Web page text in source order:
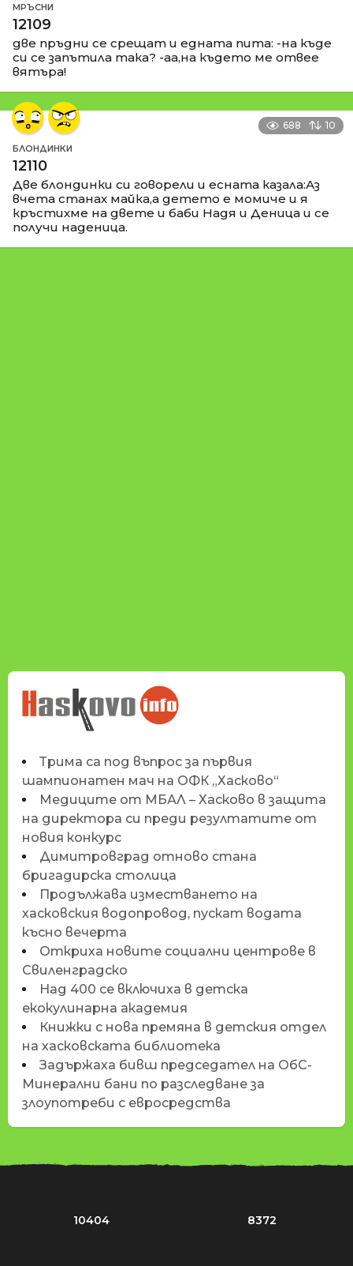
МРЪСНИ
12109
две пръдни се срещат и едната пита: -на къде
си се запътила така? -аа,на където ме отвее
вятъра!
688 10
БЛОНДИНКИ
12110
Две блондинки си говорели и есната казала:Аз
вчета станах майка,а детето е момиче и я
кръстихме на двете и баби Надя и Деница и се
получи наденица.
НОВИНИТЕ НА
HASKOVO.INFO
Трима са под въпрос за първия
шампионатен мач на ОФК „Хасково“
Медиците от МБАЛ – Хасково в защита
на директора си преди резултатите от
новия конкурс
Димитровград отново стана
бригадирска столица
Продължава изместването на
хасковския водопровод, пускат водата
късно вечерта
Откриха новите социални центрове в
Свиленградско
Над 400 се включиха в детска
екокулинарна академия
Книжки с нова премяна в детския отдел
на хасковската библиотека
Задържаха бивш председател на ОбС-
Минерални бани по разследване за
злоупотреби с евросредства
10404 8372